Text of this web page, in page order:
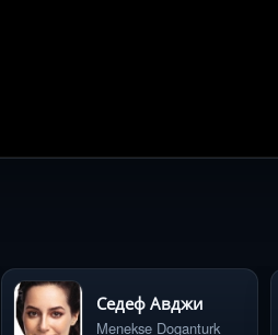
Седеф Авджи
Menekse Doganturk